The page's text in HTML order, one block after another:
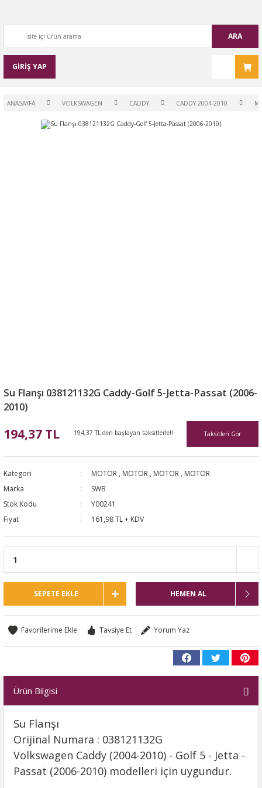
ARA
GİRİŞ YAP
ANASAYFA VOLKSWAGEN CADDY CADDY 2004-2010
Su Flanşı 038121132G Caddy-Golf 5-Jetta-Passat (2006-
2010)
194,37 TL 194,37 TL den başlayan taksitlerle!! Taksitleri Gör
Kategori MOTOR , MOTOR , MOTOR , MOTOR
Marka
SWB
Stok Kodu
Y00241
Fiyat
161,98 TL + KDV
SEPETE EKLE HEMEN AL
Tavsiye Et Yorum Yaz
Ürün Bilgisi
Su Flanşı
Orijinal Numara : 038121132G
Volkswagen Caddy (2004-2010) - Golf 5 - Jetta -
Passat (2006-2010) modelleri için uygundur.